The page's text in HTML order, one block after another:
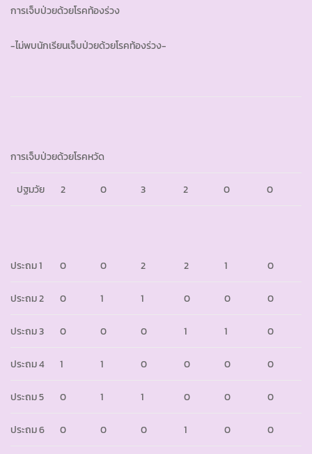
การเจ็บป่วยด้วยโรคท้องร่วง
-ไม่พบนักเรียนเจ็บป่วยด้วยโรคท้องร่วง-
การเจ็บป่วยด้วยโรคหวัด
ปฐมวัย 2 0 3 2 0 0
ประถม 1 0 0 2 2 1 0
ประถม 2 0 1 1 0 0 0
ประถม 3 0 0 0 1 1 0
ประถม 4 1 1 0 0 0 0
ประถม 5 0 1 1 0 0 0
ประถม 6 0 0 0 1 0 0